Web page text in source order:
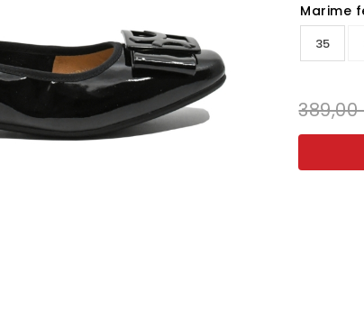
Marime
35
389,00